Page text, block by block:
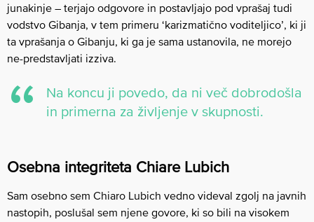
junakinje – terjajo odgovore in postavljajo pod vprašaj tudi
vodstvo Gibanja, v tem primeru ‘karizmatično voditeljico’, ki ji
ta vprašanja o Gibanju, ki ga je sama ustanovila, ne morejo
ne-predstavljati izziva.
Na koncu ji povedo, da ni več dobrodošla
in primerna za življenje v skupnosti.
Osebna integriteta Chiare Lubich
Sam osebno sem Chiaro Lubich vedno videval zgolj na javnih
nastopih, poslušal sem njene govore, ki so bili na visokem